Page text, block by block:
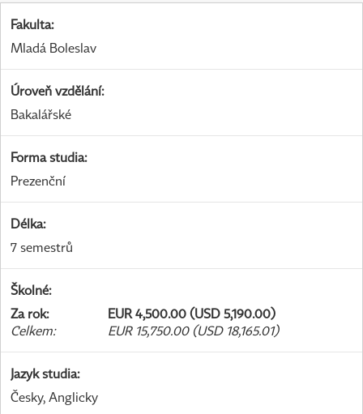
Fakulta:
Mladá Boleslav
Úroveň vzdělání:
Bakalářské
Forma studia:
Prezenční
Délka:
7 semestrů
Školné:
Za rok:
EUR 4,500.00 (USD 5,190.00)
Celkem: EUR 15,750.00 (USD 18,165.01)
Jazyk studia:
Česky, Anglicky